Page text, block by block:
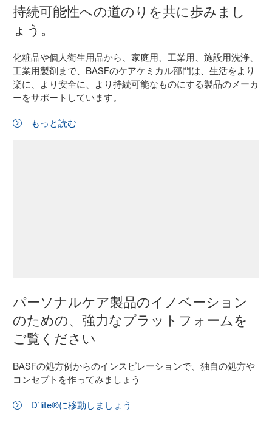
持続可能性への道のりを共に歩みまし
ょう。
化粧品や個人衛生用品から、家庭用、工業用、施設用洗浄、
工業用製剤まで、BASFのケアケミカル部門は、生活をより
楽に、より安全に、より持続可能なものにする製品のメーカ
ーをサポートしています。
もっと読む
パーソナルケア製品のイノベーション
のための、強力なプラットフォームを
ご覧ください
BASFの処方例からのインスピレーションで、独自の処方や
コンセプトを作ってみましょう
D’lite®に移動しましょう